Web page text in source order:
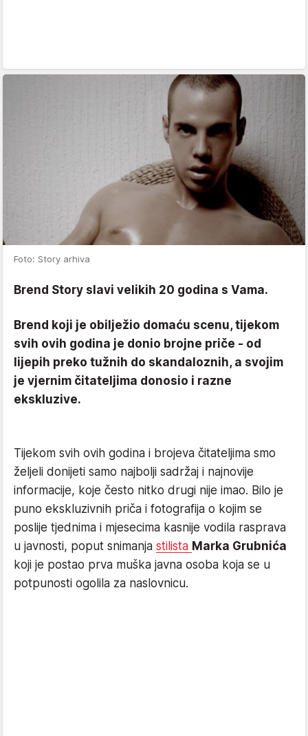
Foto: Story arhiva
Brend Story slavi velikih 20 godina s Vama.
Brend koji je obilježio domaću scenu, tijekom
svih ovih godina je donio brojne priče - od
lijepih preko tužnih do skandaloznih, a svojim
je vjernim čitateljima donosio i razne
ekskluzive.
Tijekom svih ovih godina i brojeva čitateljima smo
željeli donijeti samo najbolji sadržaj i najnovije
informacije, koje često nitko drugi nije imao. Bilo je
puno ekskluzivnih priča i fotografija o kojim se
poslije tjednima i mjesecima kasnije vodila rasprava
u javnosti, poput snimanja stilista Marka Grubnića
koji je postao prva muška javna osoba koja se u
potpunosti ogolila za naslovnicu.